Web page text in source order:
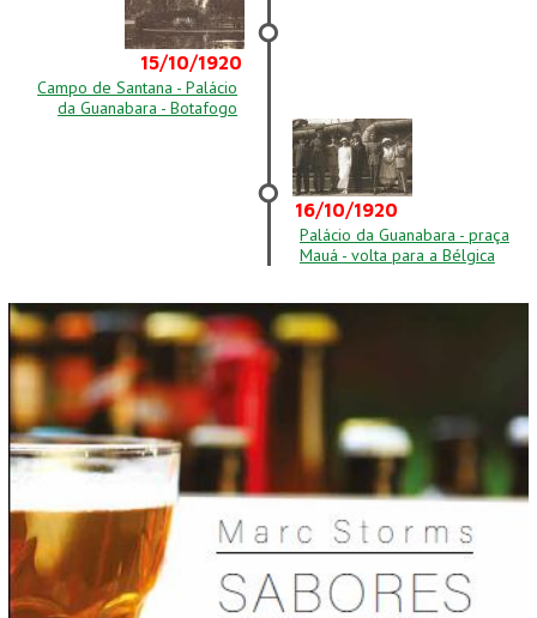
15/10/1920
Campo de Santana - Palácio
da Guanabara - Botafogo
16/10/1920
Palácio da Guanabara - praça
Mauá - volta para a Bélgica